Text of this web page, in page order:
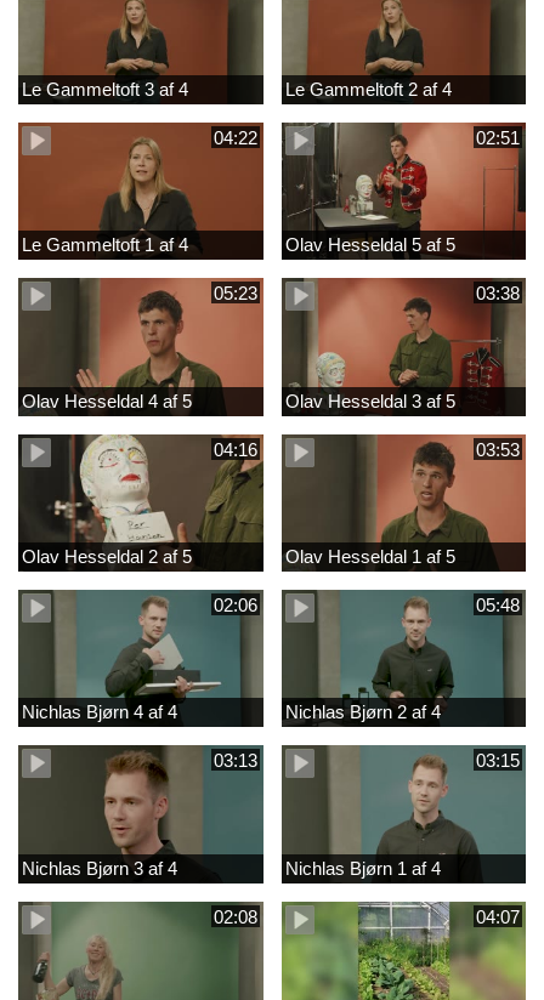
Le Gammeltoft 3 af 4 Le Gammeltoft 2 af 4
04:22
Le Gammeltoft 1 af 4
02:51
Olav Hesseldal 5 af 5
05:23
Olav Hesseldal 4 af 5
03:38
Olav Hesseldal 3 af 5
04:16
Olav Hesseldal 2 af 5
03:53
Olav Hesseldal 1 af 5
02:06
Nichlas Bjørn 4 af 4
05:48
Nichlas Bjørn 2 af 4
03:13
Nichlas Bjørn 3 af 4
03:15
Nichlas Bjørn 1 af 4
02:08 04:07